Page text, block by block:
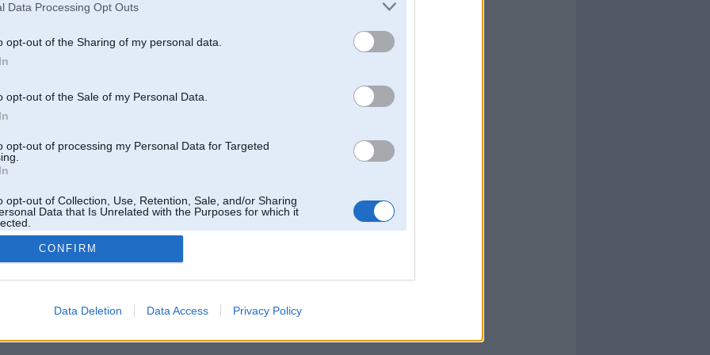
Data Processing Opt Outs
opt-out of the Sharing of my personal data.
opt-out of the Sale of my Personal Data.
opt-out of processing my Personal Data for Targeted
opt-out of Collection, Use, Retention, Sale, and/or Sharing
Data that Is Unrelated with the Purposes for which it
CONFIRM
Data Deletion Data Access Privacy Policy
10:45
salīmētas?
bīteris der
Reģistrēties